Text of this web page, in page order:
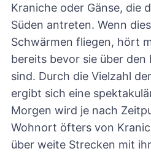
Kraniche oder Gänse, die
Süden antreten. Wenn
Schwärmen fliegen, hört
bereits bevor sie über den
sind. Durch die Vielzahl
ergibt sich eine
Morgen wird je nach
Wohnort öfters von
über weite Strecken mit